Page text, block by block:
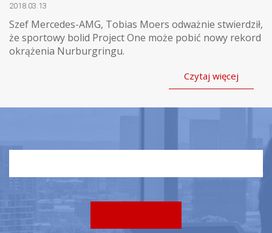
2018.03.13
Szef Mercedes-AMG, Tobias Moers odważnie stwierdził,
że sportowy bolid Project One może pobić nowy rekord
okrążenia Nurburgringu.
Czytaj więcej